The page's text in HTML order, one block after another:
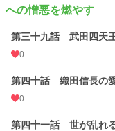
への憎悪を燃やす
第三十九話 武田四天
0
第四十話 織田信長の
0
第四十一話 世が乱れ